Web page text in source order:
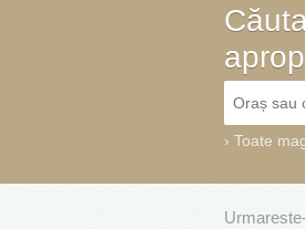
› Toate